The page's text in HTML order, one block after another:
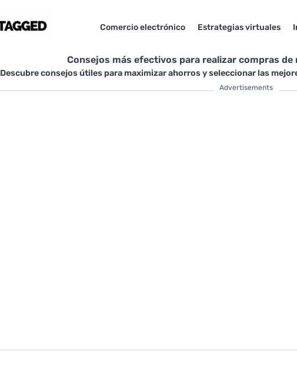
Comercio electrónico Estrategias virtuales
Consejos más efectivos para realizar compras de
Descubre consejos útiles para maximizar ahorros y seleccionar las
Advertisements